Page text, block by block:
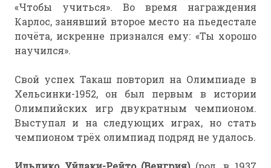
«Чтобы учиться». Во время награждения
Карлос, занявший второе место на пьедестале
почёта, искренне признался ему: «Ты хорошо
научился».
Свой успех Такаш повторил на Олимпиаде в
Хельсинки-1952, он был первым в истории
Олимпийских игр двукратным чемпионом.
Выступал и на следующих играх, но стать
чемпионом трёх олимпиад подряд не удалось.